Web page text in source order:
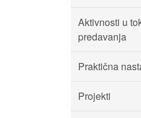
Aktivnosti u
predavanja
Praktična
Projekti